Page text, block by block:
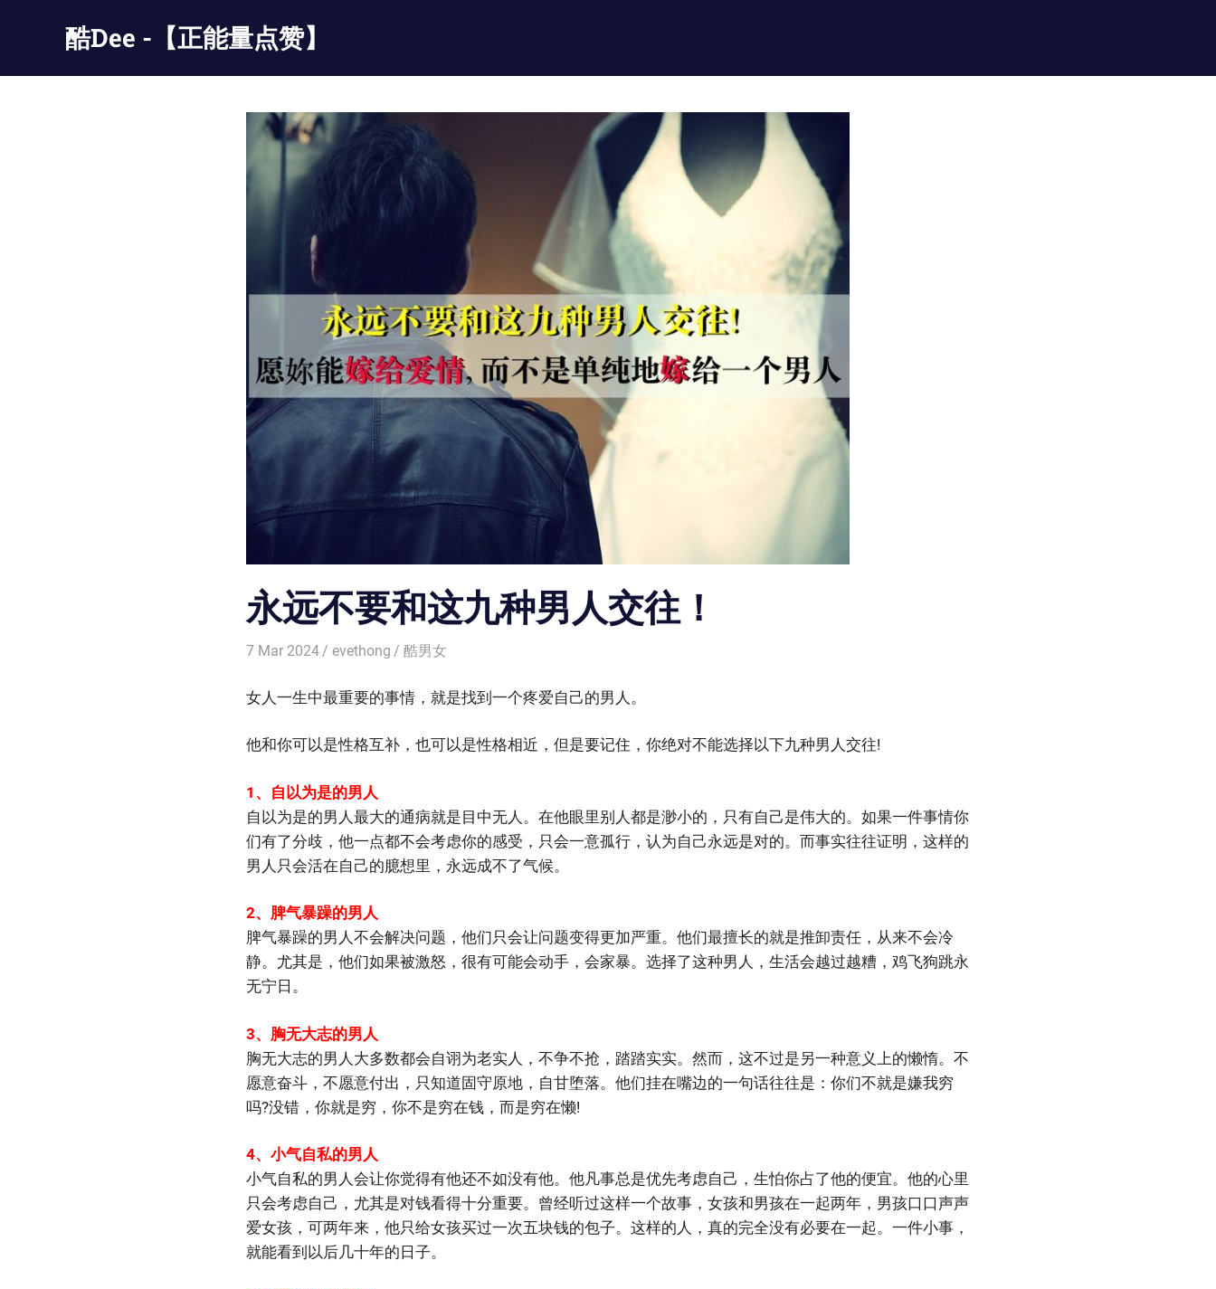
酷Dee -【正能量点赞】
永远不要和这九种男人交往！
7 Mar 2024 evethong 酷男女
女人一生中最重要的事情，就是找到一个疼爱自己的男人。
他和你可以是性格互补，也可以是性格相近，但是要记住，你绝对不能选择以下九种男人交往!
1、自以为是的男人
自以为是的男人最大的通病就是目中无人。在他眼里别人都是渺小的，只有自己是伟大的。如果一件事情你
们有了分歧，他一点都不会考虑你的感受，只会一意孤行，认为自己永远是对的。而事实往往证明，这样的
男人只会活在自己的臆想里，永远成不了气候。
2、脾气暴躁的男人
脾气暴躁的男人不会解决问题，他们只会让问题变得更加严重。他们最擅长的就是推卸责任，从来不会冷
静。尤其是，他们如果被激怒，很有可能会动手，会家暴。选择了这种男人，生活会越过越糟，鸡飞狗跳永
无宁日。
3、胸无大志的男人
胸无大志的男人大多数都会自诩为老实人，不争不抢，踏踏实实。然而，这不过是另一种意义上的懒惰。不
愿意奋斗，不愿意付出，只知道固守原地，自甘堕落。他们挂在嘴边的一句话往往是：你们不就是嫌我穷
吗?没错，你就是穷，你不是穷在钱，而是穷在懒!
4、小气自私的男人
小气自私的男人会让你觉得有他还不如没有他。他凡事总是优先考虑自己，生怕你占了他的便宜。他的心里
只会考虑自己，尤其是对钱看得十分重要。曾经听过这样一个故事，女孩和男孩在一起两年，男孩口口声声
爱女孩，可两年来，他只给女孩买过一次五块钱的包子。这样的人，真的完全没有必要在一起。一件小事，
就能看到以后几十年的日子。